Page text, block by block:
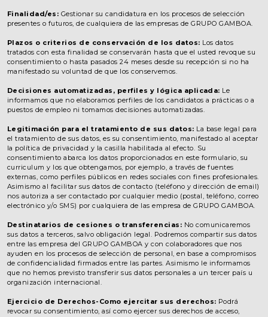
Finalidad/es: Gestionar su candidatura en los procesos de selección
presentes o futuros, de cualquiera de las empresas de GRUPO GAMBOA.
Plazos o criterios de conservación de los datos: Los datos
tratados con esta finalidad se conservarán hasta que el usted revoque su
consentimiento o hasta pasados 24 meses desde su recepción si no ha
manifestado su voluntad de que los conservemos.
Decisiones automatizadas, perfiles y lógica aplicada: Le
informamos que no elaboramos perfiles de los candidatos a prácticas o a
puestos de empleo ni tomamos decisiones automatizadas.
Legitimación para el tratamiento de sus datos: La base legal para
el tratamiento de sus datos, es su consentimiento, manifestado al aceptar
la política de privacidad y la casilla habilitada al efecto. Su
consentimiento abarca los datos proporcionados en este formulario, su
curriculum y los que obtengamos, por ejemplo, a través de fuentes
externas, como perfiles públicos en redes sociales con fines profesionales.
Asimismo al facilitar sus datos de contacto (teléfono y dirección de email)
nos autoriza a ser contactado por cualquier medio (postal, teléfono, correo
electrónico y/o SMS) por cualquiera de las empresa de GRUPO GAMBOA.
Destinatarios de cesiones o transferencias: No comunicaremos
sus datos a terceros, salvo obligación legal. Podremos compartir sus datos
entre las empresa del GRUPO GAMBOA y con colaboradores que nos
ayuden en los procesos de selección de personal, en base a compromisos
de confidencialidad firmados entre las partes. Asimismo le informamos
que no hemos previsto transferir sus datos personales a un tercer país u
organización internacional.
Ejercicio de Derechos-Como ejercitar sus derechos: Podrá
revocar su consentimiento, así como ejercer sus derechos de acceso,